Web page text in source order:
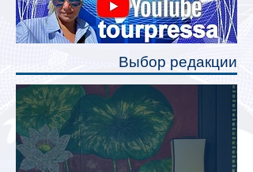
каждого спального места. Они
позволят пассажирам закрыть свою
полку во время сна или отдыха,
Выбор редакции